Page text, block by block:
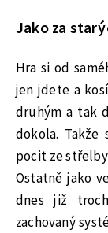
Jako za
Hra si od
jen jdete a
druhým a tak
dokola. Takže
pocit ze
Ostatně jako
dnes již
zachovaný